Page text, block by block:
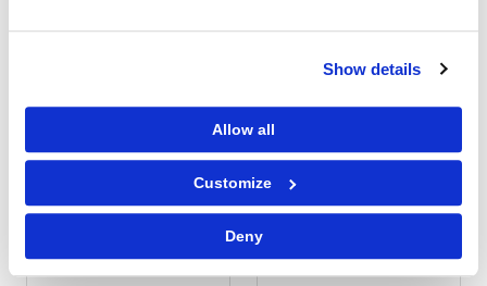
Show details
Allow all
Customize
Deny
professionali e
reclutamento